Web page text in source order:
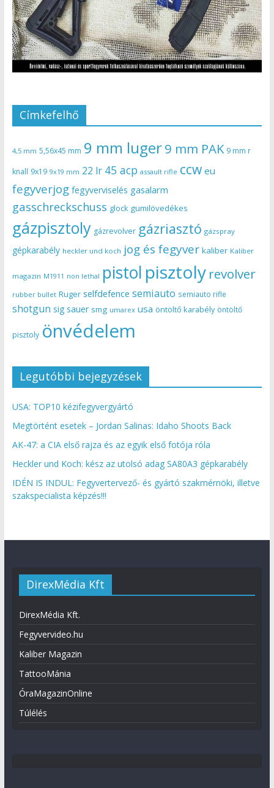
Címkefelhő
4,5 mm 5,56x45 mm 9 mm luger9 mm PAK 9 mm r
knall 9x19 9x19 mm 22 lr 45 acp assault rifle ccw eu
fegyverjog fegyverviselés gasalarm
gasschreckschuss glock gumilövedékes
gázpisztoly gázrevolver gázriasztó gázspray
gépkarabély heckler und koch jog és fegyver kaliber Kaliber
magazin M1911 non lethal pistol pisztoly revolver
rubber bullet Ruger selfdefence semiauto semiauto rifle
shotgun sig sauer smg umarex usa öntöltő karabély öntöltő
pisztoly önvédelem
Legutóbbi bejegyzések
USA: TOP10 kézifegyvergyártó
Megtörtént esetek – Jordan Salinas: Idaho Shoots Back
AK-47: a CIA első rajza és az egyik első fotója róla
Heckler und Koch: kész az utolsó adag SA80A3 gépkarabély
IDÉN IS INDUL: Fegyvertervező- és gyártó szakmérnöki, illetve
szakspecialista képzés!!!
DirexMédia Kft
DirexMédia Kft.
Fegyvervideo.hu
Kaliber Magazin
TattooMánia
ÓraMagazinOnline
Túlélés